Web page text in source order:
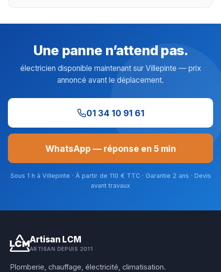
Une panne n’attend pas.
électricien disponible maintenant sur Villepinte — prix
annoncé avant le déplacement.
01 34 10 91 61
WhatsApp — réponse en 5 min
Sous 1 h à Villepinte · À partir de 110 € TTC · Garantie 2 ans · Devis
avant travaux
Artisan LCM
ARTISAN DEPUIS 2011
Plomberie, chauffage, électricité, climatisation.